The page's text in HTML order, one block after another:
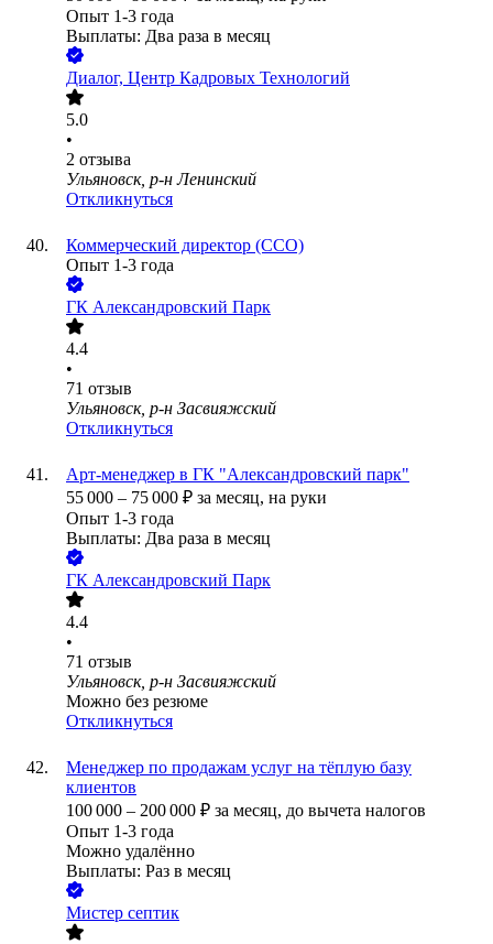
Опыт 1-3 года
Выплаты: Два раза в месяц
Диалог, Центр Кадровых Технологий
5.0
•
2 отзыва
Ульяновск, р-н Ленинский
Откликнуться
Коммерческий директор (CCO)
Опыт 1-3 года
ГК Александровский Парк
4.4
•
71 отзыв
Ульяновск, р-н Засвияжский
Откликнуться
Арт-менеджер в ГК "Александровский парк"
55 000 – 75 000 ₽ за месяц, на руки
Опыт 1-3 года
Выплаты: Два раза в месяц
ГК Александровский Парк
4.4
•
71 отзыв
Ульяновск, р-н Засвияжский
Можно без резюме
Откликнуться
Менеджер по продажам услуг на тёплую базу
клиентов
100 000 – 200 000 ₽ за месяц, до вычета налогов
Опыт 1-3 года
Можно удалённо
Выплаты: Раз в месяц
Мистер септик